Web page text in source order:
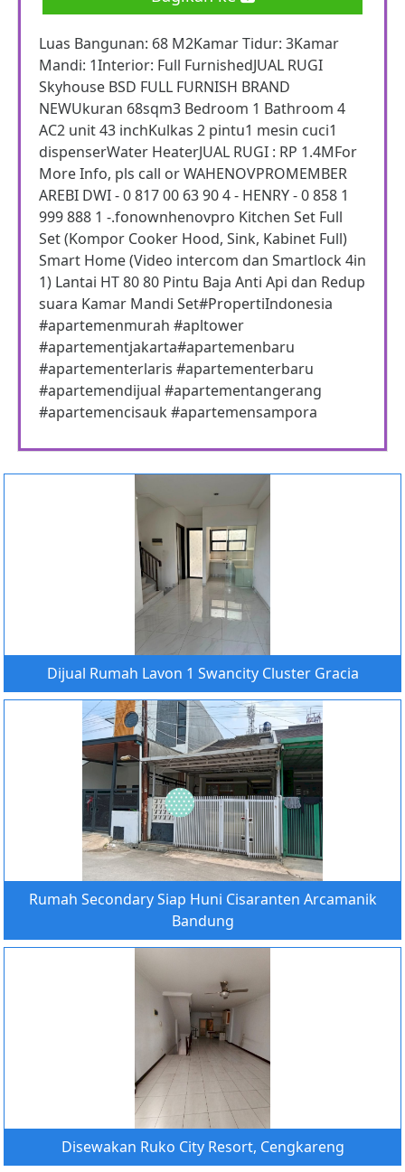
Luas Bangunan: 68 M2Kamar Tidur: 3Kamar
Mandi: 1Interior: Full FurnishedJUAL RUGI
Skyhouse BSD FULL FURNISH BRAND
NEWUkuran 68sqm3 Bedroom 1 Bathroom 4
AC2 unit 43 inchKulkas 2 pintu1 mesin cuci1
dispenserWater HeaterJUAL RUGI : RP 1.4MFor
More Info, pls call or WAHENOVPROMEMBER
AREBI DWI - 0 817 00 63 90 4 - HENRY - 0 858 1
999 888 1 -.fonownhenovpro Kitchen Set Full
Set (Kompor Cooker Hood, Sink, Kabinet Full)
Smart Home (Video intercom dan Smartlock 4in
1) Lantai HT 80 80 Pintu Baja Anti Api dan Redup
suara Kamar Mandi Set#PropertiIndonesia
#apartemenmurah #apltower
#apartementjakarta#apartemenbaru
#apartementerlaris #apartementerbaru
#apartemendijual #apartementangerang
#apartemencisauk #apartemensampora
Dijual Rumah Lavon 1 Swancity Cluster Gracia
Rumah Secondary Siap Huni Cisaranten Arcamanik
Bandung
Disewakan Ruko City Resort, Cengkareng